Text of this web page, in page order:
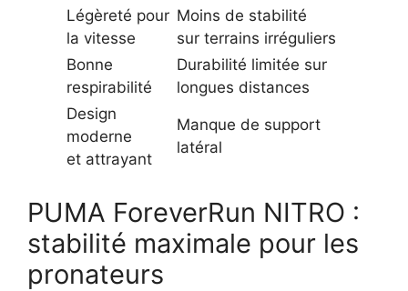
Légèreté pour
la vitesse
Moins de stabilité
sur terrains irréguliers
Bonne
respirabilité
Durabilité limitée sur
longues distances
Design
moderne
et attrayant
Manque de support
latéral
PUMA ForeverRun NITRO :
stabilité maximale pour les
pronateurs